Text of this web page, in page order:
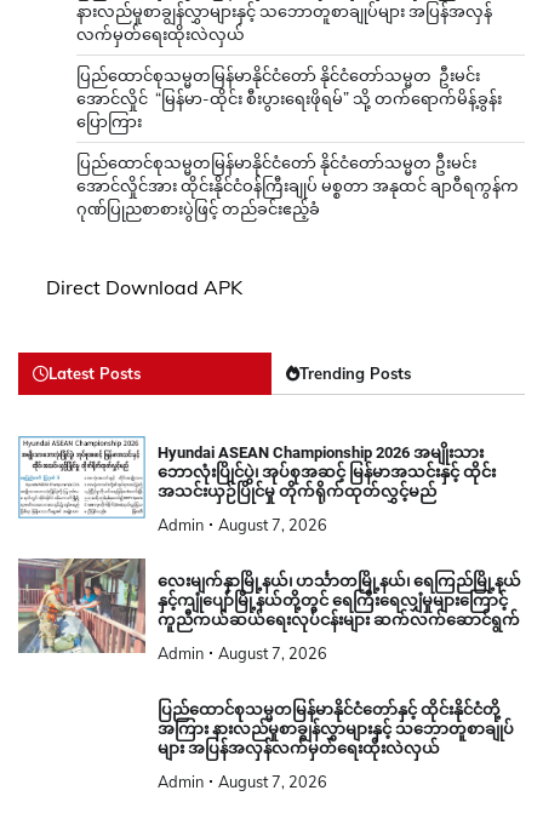
နားလည်မှုစာချွန်လွှာများနှင့် သဘောတူစာချုပ်များ အပြန်အလှန်
လက်မှတ်ရေးထိုးလဲလှယ်
ပြည်ထောင်စုသမ္မတမြန်မာနိုင်ငံတော် နိုင်ငံတော်သမ္မတ ဦးမင်း
အောင်လှိုင် “မြန်မာ-ထိုင်း စီးပွားရေးဖိုရမ်” သို့ တက်ရောက်မိန့်ခွန်း
ပြောကြား
ပြည်ထောင်စုသမ္မတမြန်မာနိုင်ငံတော် နိုင်ငံတော်သမ္မတ ဦးမင်း
အောင်လှိုင်အား ထိုင်းနိုင်ငံဝန်ကြီးချုပ် မစ္စတာ အနုထင် ချာဝီရကွန်က
ဂုဏ်ပြုညစာစားပွဲဖြင့် တည်ခင်းဧည့်ခံ
Direct Download APK
Latest Posts Trending Posts
Hyundai ASEAN Championship 2026 အမျိုးသား
ဘောလုံးပြိုင်ပွဲ၊ အုပ်စုအဆင့် မြန်မာအသင်းနှင့် ထိုင်း
အသင်းယှဉ်ပြိုင်မှု တိုက်ရိုက်ထုတ်လွှင့်မည်
Admin August 7, 2026
လေးမျက်နှာမြို့နယ်၊ ဟင်္သာတမြို့နယ်၊ ရေကြည်မြို့နယ်
နှင့်ကျုံပျော်မြို့နယ်တို့တွင် ရေကြီးရေလျှံမှုများကြောင့်
ကူညီကယ်ဆယ်ရေးလုပ်ငန်းများ ဆက်လက်ဆောင်ရွက်
Admin August 7, 2026
ပြည်ထောင်စုသမ္မတမြန်မာနိုင်ငံတော်နှင့် ထိုင်းနိုင်ငံတို့
အကြား နားလည်မှုစာချွန်လွှာများနှင့် သဘောတူစာချုပ်
များ အပြန်အလှန်လက်မှတ်ရေးထိုးလဲလှယ်
Admin August 7, 2026